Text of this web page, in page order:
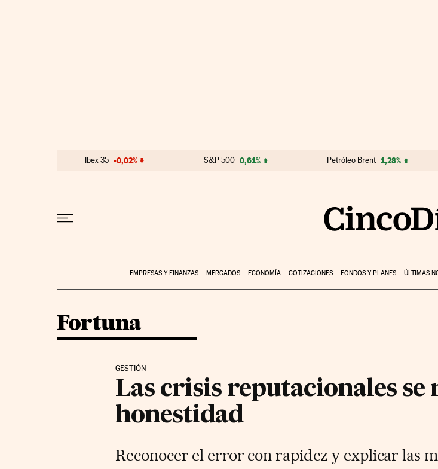
Ibex 35 -0,02% S&P 500 0,61% Petróleo Brent 1,28%
EMPRESAS Y FINANZAS MERCADOS ECONOMÍA COTIZACIONES FONDOS Y PLANES ÚLTIMAS
Fortuna
GESTIÓN
Las crisis reputacionales se
honestidad
Reconocer el error con rapidez y explicar las